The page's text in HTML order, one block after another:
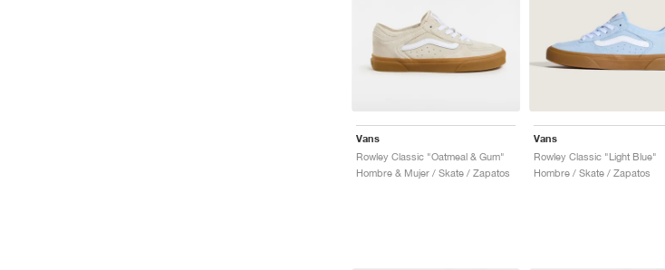
Vans
Rowley Classic "Oatmeal & Gum"
Hombre & Mujer / Skate / Zapatos
Vans
Rowley Classic "Light Blue"
Hombre / Skate / Zapatos